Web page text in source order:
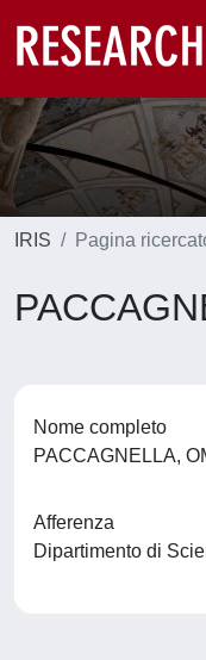
IRIS Pagina
Nome completo
PACCAGNELLA,
Afferenza
Dipartimento di